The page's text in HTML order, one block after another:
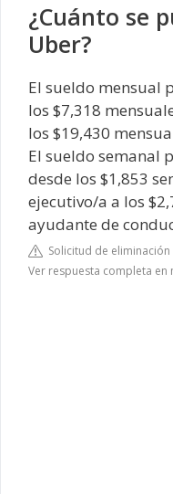
¿Cuánto se
Uber?
El sueldo mensual
los $7,318
los $19,430
El sueldo semanal
desde los $1,853
ejecutivo/a a los
ayudante de
Solicitud de eliminación
Ver respuesta completa en